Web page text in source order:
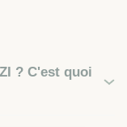
? C'est quoi